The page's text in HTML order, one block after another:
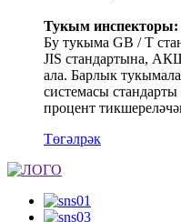
Тукым инспекторы:
Бу тукыма GB / T
JIS стандартына,
ала. Барлык
системасы
процент
Төгәлрәк